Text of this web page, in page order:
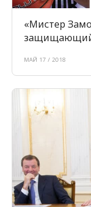
«Мистер
МАЙ 17 / 2018